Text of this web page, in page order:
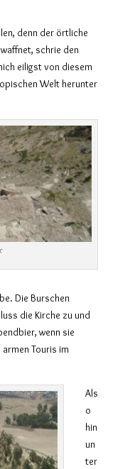
denn der örtliche
schrie den
eiligst von diesem
Welt herunter
Die Burschen
die Kirche zu und
wenn sie
Touris im
Als
o
hin
un
ter